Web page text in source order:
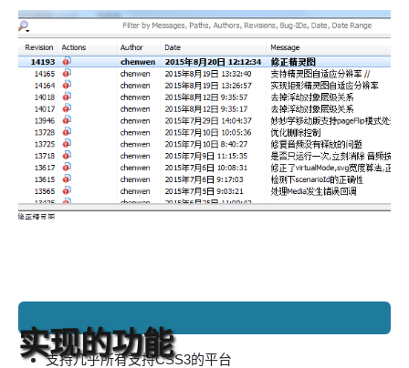
实现的功能
支持几乎所有支持CSS3的平台